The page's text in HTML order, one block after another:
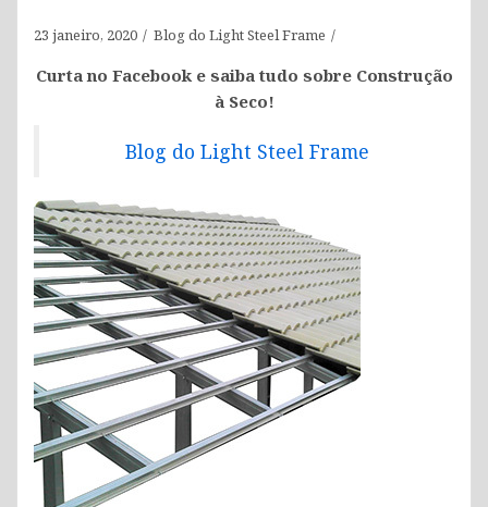
23 janeiro, 2020 Blog do Light Steel Frame
Curta no Facebook e saiba tudo sobre Construção
à Seco!
Blog do Light Steel Frame